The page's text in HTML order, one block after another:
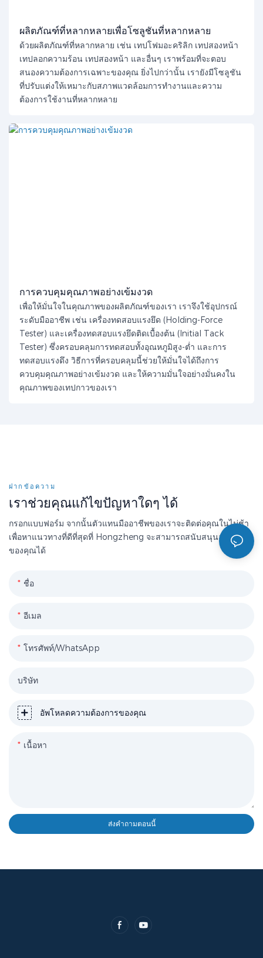
ผลิตภัณฑ์ที่หลากหลายเพื่อโซลูชันที่หลากหลาย
ด้วยผลิตภัณฑ์ที่หลากหลาย เช่น เทปโฟมอะคริลิก เทปสองหน้า
เทปลอกความร้อน เทปสองหน้า และอื่นๆ เราพร้อมที่จะตอบ
สนองความต้องการเฉพาะของคุณ ยิ่งไปกว่านั้น เรายังมีโซลูชัน
ที่ปรับแต่งให้เหมาะกับสภาพแวดล้อมการทำงานและความ
ต้องการใช้งานที่หลากหลาย
การควบคุมคุณภาพอย่างเข้มงวด
เพื่อให้มั่นใจในคุณภาพของผลิตภัณฑ์ของเรา เราจึงใช้อุปกรณ์
ระดับมืออาชีพ เช่น เครื่องทดสอบแรงยึด (Holding-Force
Tester) และเครื่องทดสอบแรงยึดติดเบื้องต้น (Initial Tack
Tester) ซึ่งครอบคลุมการทดสอบทั้งอุณหภูมิสูง-ต่ำ และการ
ทดสอบแรงดึง วิธีการที่ครอบคลุมนี้ช่วยให้มั่นใจได้ถึงการ
ควบคุมคุณภาพอย่างเข้มงวด และให้ความมั่นใจอย่างมั่นคงใน
คุณภาพของเทปกาวของเรา
ฝากข้อความ
เราช่วยคุณแก้ไขปัญหาใดๆ ได้
กรอกแบบฟอร์ม จากนั้นตัวแทนมืออาชีพของเราจะติดต่อคุณในไม่ช้า
เพื่อหาแนวทางที่ดีที่สุดที่ Hongzheng จะสามารถสนับสนุนองค์กร
ของคุณได้
ชื่อ
อีเมล
โทรศัพท์/WhatsApp
บริษัท
อัพโหลดความต้องการของคุณ
เนื้อหา
ส่งคำถามตอนนี้